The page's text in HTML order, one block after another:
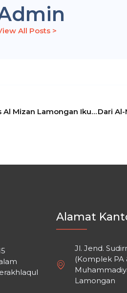
All Posts >
Kepala MTs Mulimas Al Mizan Lamongan Ikuti Program School Leaders Immersion di Singapura
Alamat
Jl. Jend.
(Komplek PA
Lamongan